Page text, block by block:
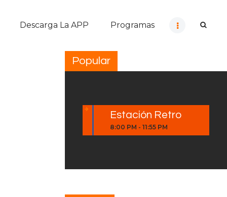
Descarga La APP Programas
Popular
Estación Retro
8:00 PM -11:55 PM